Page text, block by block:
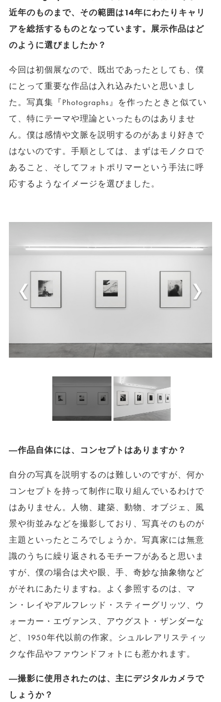
近年のものまで、その範囲は14年にわたりキャリ
アを総括するものとなっています。展示作品はど
のように選びましたか？
今回は初個展なので、既出であったとしても、僕
にとって重要な作品は入れ込みたいと思いまし
た。写真集『Photographs』を作ったときと似てい
て、特にテーマや理論といったものはありませ
ん。僕は感情や文脈を説明するのがあまり好きで
はないのです。手順としては、まずはモノクロで
あること、そしてフォトポリマーという手法に呼
応するようなイメージを選びました。
―作品自体には、コンセプトはありますか？
自分の写真を説明するのは難しいのですが、何か
コンセプトを持って制作に取り組んでいるわけで
はありません。人物、建築、動物、オブジェ、風
景や街並みなどを撮影しており、写真そのものが
主題といったところでしょうか。写真家には無意
識のうちに繰り返されるモチーフがあると思いま
すが、僕の場合は犬や眼、手、奇妙な抽象物など
がそれにあたりますね。よく参照するのは、マ
ン・レイやアルフレッド・スティーグリッツ、ウ
ォーカー・エヴァンス、アウグスト・ザンダーな
ど、1950年代以前の作家。シュルレアリスティッ
クな作品やファウンドフォトにも惹かれます。
―撮影に使用されたのは、主にデジタルカメラで
しょうか？